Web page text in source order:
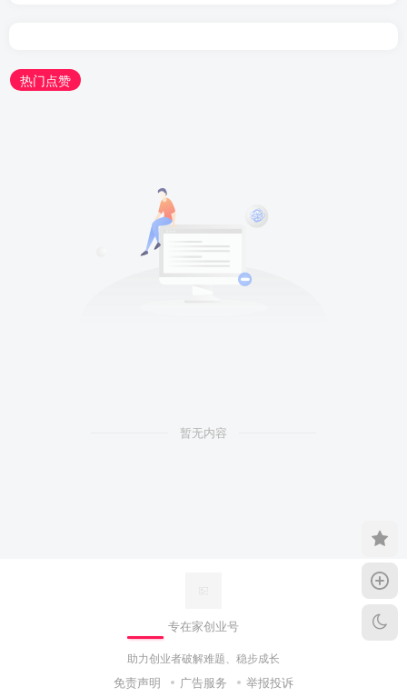
热门点赞
暂无内容
专在家创业号
助力创业者破解难题、稳步成长
免责声明 广告服务 举报投诉